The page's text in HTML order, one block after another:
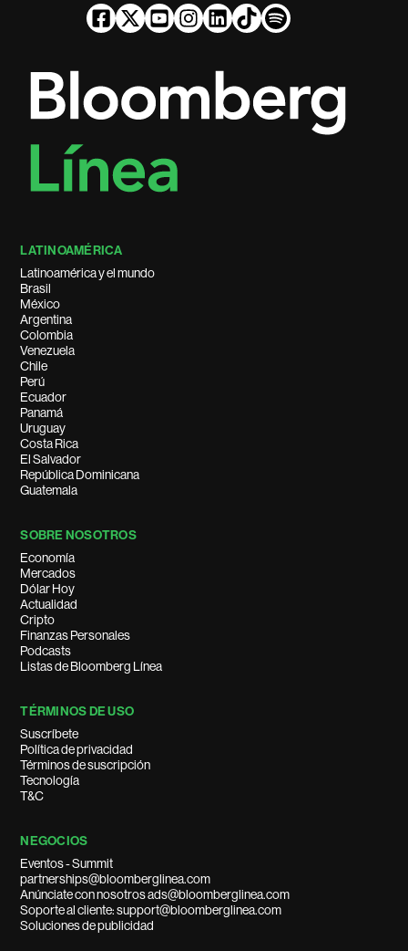
LATINOAMÉRICA
Latinoamérica y el mundo
Brasil
México
Argentina
Colombia
Venezuela
Chile
Perú
Ecuador
Panamá
Uruguay
Costa Rica
El Salvador
República Dominicana
Guatemala
SOBRE NOSOTROS
Economía
Mercados
Dólar Hoy
Actualidad
Cripto
Finanzas Personales
Podcasts
Listas de Bloomberg Línea
TÉRMINOS DE USO
Suscríbete
Política de privacidad
Términos de suscripción
Tecnología
T&C
NEGOCIOS
Eventos - Summit
partnerships@bloomberglinea.com
Anúnciate con nosotros ads@bloomberglinea.com
Soporte al cliente: support@bloomberglinea.com
Soluciones de publicidad